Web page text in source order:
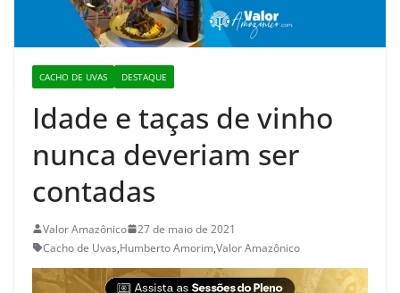
CACHO DE UVAS DESTAQUE
Idade e taças de vinho
nunca deveriam ser
contadas
Valor Amazônico
27 de maio de 2021
Cacho de Uvas,Humberto Amorim,Valor Amazônico